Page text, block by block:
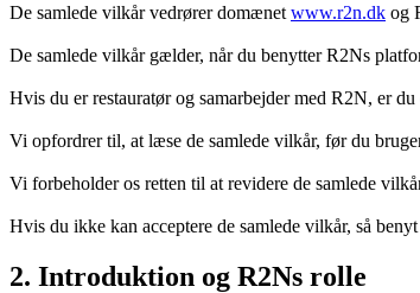
De samlede vilkår vedrører domænet www.r2n.dk og
De samlede vilkår gælder, når du benytter R2Ns
Hvis du er restauratør og samarbejder med R2N, er
Vi opfordrer til, at læse de samlede vilkår, før du
Vi forbeholder os retten til at revidere de samlede
Hvis du ikke kan acceptere de samlede vilkår, så
2. Introduktion og R2Ns rolle